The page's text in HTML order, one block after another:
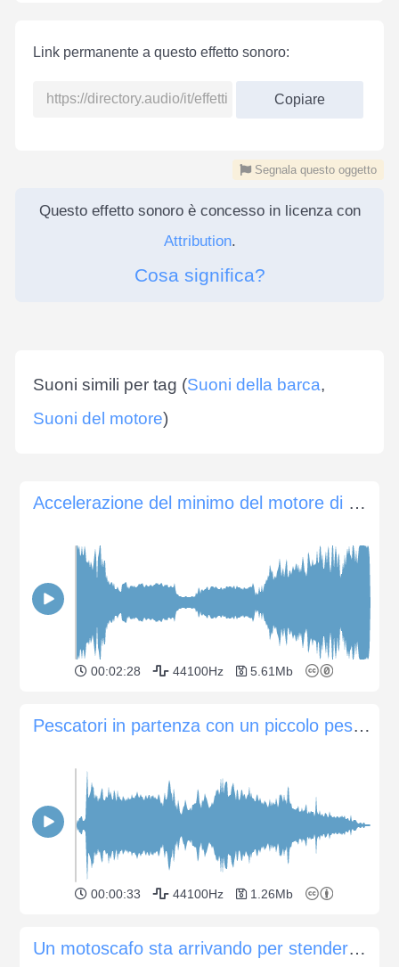
Link permanente a questo effetto sonoro:
Copiare
Segnala questo oggetto
Questo effetto sonoro è concesso in licenza con
Attribution.
Cosa significa?
Suoni simili per tag (Suoni della barca,
Suoni del motore)
Accelerazione del minimo del motore di un'auto
00:02:28 44100Hz 5.61Mb
Pescatori in partenza con un piccolo peschereccio
00:00:33 44100Hz 1.26Mb
Un motoscafo sta arrivando per stendere la rete per la pesca